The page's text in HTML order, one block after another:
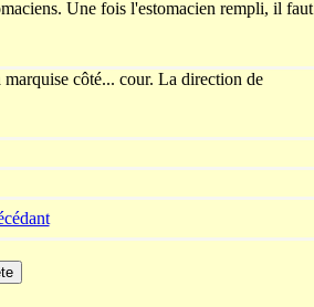
Une fois l'estomacien rempli, il faut
côté... cour. La direction de